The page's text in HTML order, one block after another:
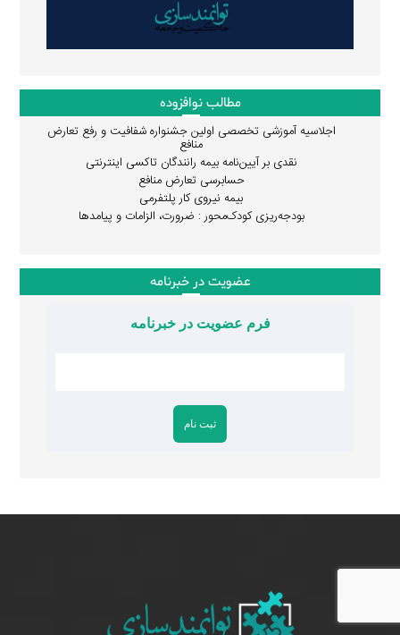
مطالب نوافزوده
اجلاسیه آموزشی تخصصی اولین جشنواره شفافیت و رفع تعارض
منافع
نقدی بر آیین‌نامه بیمه رانندگان تاکسی اینترنتی
حسابرسی تعارض منافع
بیمه نیروی کار پلتفرمی
بودجه‌ریزی کودک‌محور : ضرورت، الزامات و پیامدها
عضویت در خبرنامه
فرم عضویت در خبرنامه